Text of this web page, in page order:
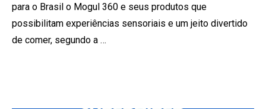
para o Brasil o Mogul 360 e seus produtos que
possibilitam experiências sensoriais e um jeito divertido
de comer, segundo a …